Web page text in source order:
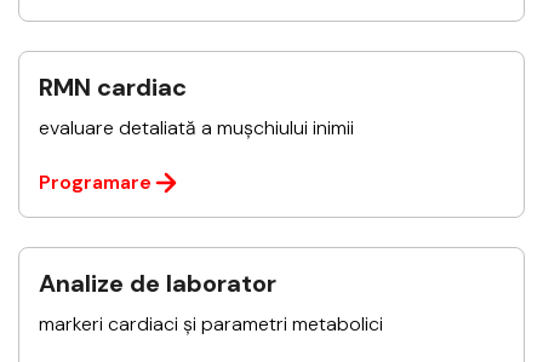
RMN cardiac
evaluare detaliată a mușchiului inimii
Programare
Analize de laborator
markeri cardiaci și parametri metabolici